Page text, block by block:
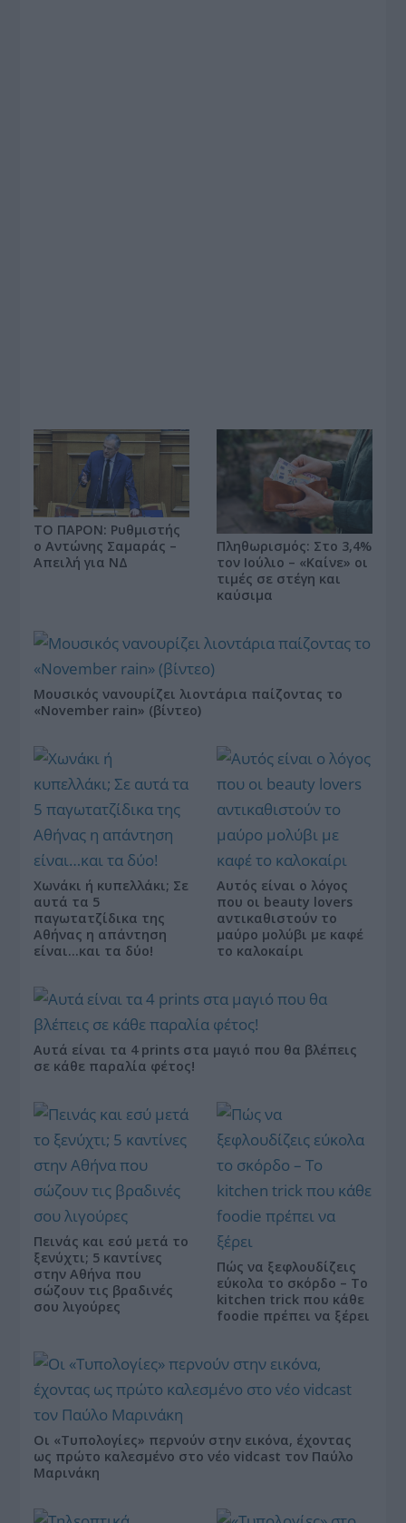
ΤΟ ΠΑΡΟΝ: Ρυθμιστής
ο Αντώνης Σαμαράς –
Απειλή για ΝΔ
Πληθωρισμός: Στο 3,4%
τον Ιούλιο – «Καίνε» οι
τιμές σε στέγη και
καύσιμα
Μουσικός νανουρίζει λιοντάρια παίζοντας το
«November rain» (βίντεο)
Χωνάκι ή κυπελλάκι; Σε
αυτά τα 5
παγωτατζίδικα της
Αθήνας η απάντηση
είναι…και τα δύο!
Αυτός είναι ο λόγος
που οι beauty lovers
αντικαθιστούν το
μαύρο μολύβι με καφέ
το καλοκαίρι
Αυτά είναι τα 4 prints στα μαγιό που θα βλέπεις
σε κάθε παραλία φέτος!
Πεινάς και εσύ μετά το
ξενύχτι; 5 καντίνες
στην Αθήνα που
σώζουν τις βραδινές
σου λιγούρες
Πώς να ξεφλουδίζεις
εύκολα το σκόρδο – Το
kitchen trick που κάθε
foodie πρέπει να ξέρει
Οι «Τυπολογίες» περνούν στην εικόνα, έχοντας
ως πρώτο καλεσμένο στο νέο vidcast τον Παύλο
Μαρινάκη